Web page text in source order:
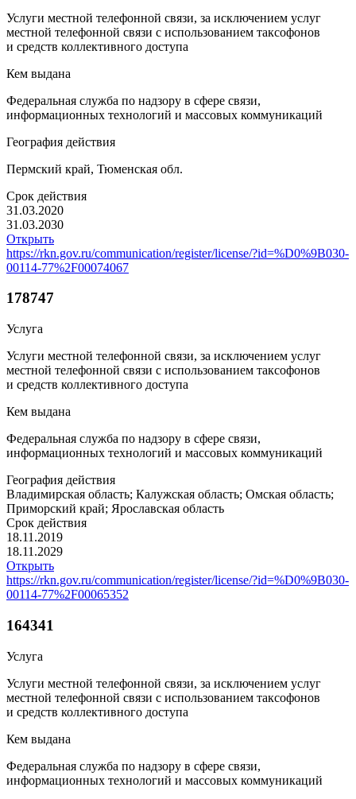
Услуги местной телефонной связи, за исключением услуг
местной телефонной связи с использованием таксофонов
и средств коллективного доступа
Кем выдана
Федеральная служба по надзору в сфере связи,
информационных технологий и массовых коммуникаций
География действия
Пермский край, Тюменская обл.
Срок действия
31.03.2020
31.03.2030
Открыть
https://rkn.gov.ru/communication/register/license/?id=%D0%9B030-
00114-77%2F00074067
178747
Услуга
Услуги местной телефонной связи, за исключением услуг
местной телефонной связи с использованием таксофонов
и средств коллективного доступа
Кем выдана
Федеральная служба по надзору в сфере связи,
информационных технологий и массовых коммуникаций
География действия
Владимирская область; Калужская область; Омская область;
Приморский край; Ярославская область
Срок действия
18.11.2019
18.11.2029
Открыть
https://rkn.gov.ru/communication/register/license/?id=%D0%9B030-
00114-77%2F00065352
164341
Услуга
Услуги местной телефонной связи, за исключением услуг
местной телефонной связи с использованием таксофонов
и средств коллективного доступа
Кем выдана
Федеральная служба по надзору в сфере связи,
информационных технологий и массовых коммуникаций